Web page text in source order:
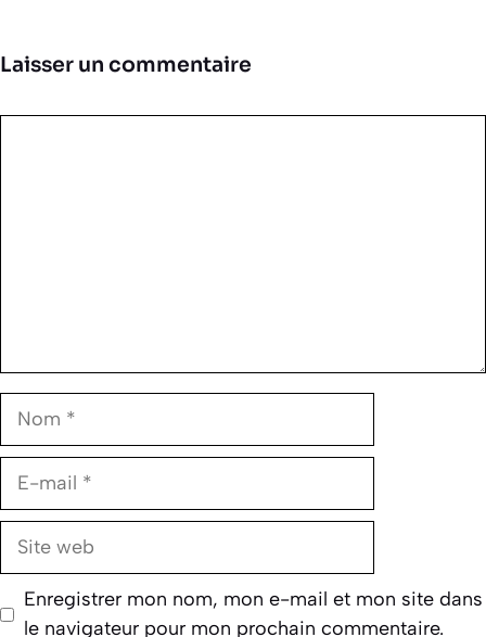
Laisser un commentaire
Nom
E-
Site
Enregistrer mon nom, mon e-mail et mon site dans
le navigateur pour mon prochain commentaire.